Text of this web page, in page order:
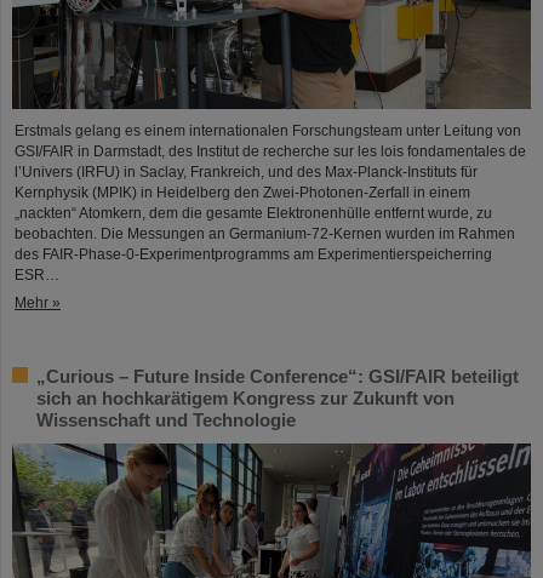
Erstmals gelang es einem internationalen Forschungsteam unter Leitung von
GSI/FAIR in Darmstadt, des Institut de recherche sur les lois fondamentales de
l’Univers (IRFU) in Saclay, Frankreich, und des Max-Planck-Instituts für
Kernphysik (MPIK) in Heidelberg den Zwei-Photonen-Zerfall in einem
„nackten“ Atomkern, dem die gesamte Elektronenhülle entfernt wurde, zu
beobachten. Die Messungen an Germanium-72-Kernen wurden im Rahmen
des FAIR-Phase-0-Experimentprogramms am Experimentierspeicherring
ESR…
Mehr »
„Curious – Future Inside Conference“: GSI/FAIR beteiligt
sich an hochkarätigem Kongress zur Zukunft von
Wissenschaft und Technologie